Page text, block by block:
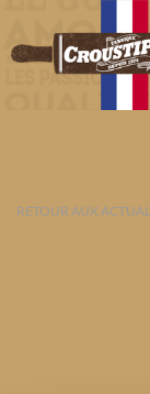
RETOUR AUX